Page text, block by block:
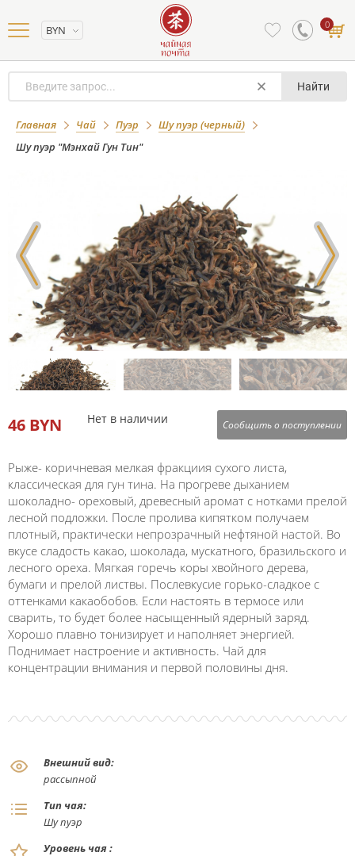
BYN 0
Найти
Главная Чай Пуэр
Шу пуэр (черный)
Шу пуэр "Мэнхай Гун Тин"
Шу пуэр "Мэнхай Гун Тин"
46 BYN Нет в наличии Сообщить о поступлении
Рыже- коричневая мелкая фракциия сухого листа,
классическая для гун тина. На прогреве дыханием
шоколадно- ореховый, древесный аромат с нотками прелой
лесной подложки. После пролива кипятком получаем
плотный, практически непрозрачный нефтяной настой. Во
вкусе сладость какао, шоколада, мускатного, бразильского и
лесного ореха. Мягкая горечь коры хвойного дерева,
бумаги и прелой листвы. Послевкусие горько-сладкое с
оттенками какаобобов. Если настоять в термосе или
сварить, то будет более насыщенный ядерный заряд.
Хорошо плавно тонизирует и наполняет энергией.
Поднимает настроение и активность. Чай для
концентрации внимания и первой половины дня.
Внешний вид:
рассыпной
Тип чая:
Шу пуэр
Уровень чая :